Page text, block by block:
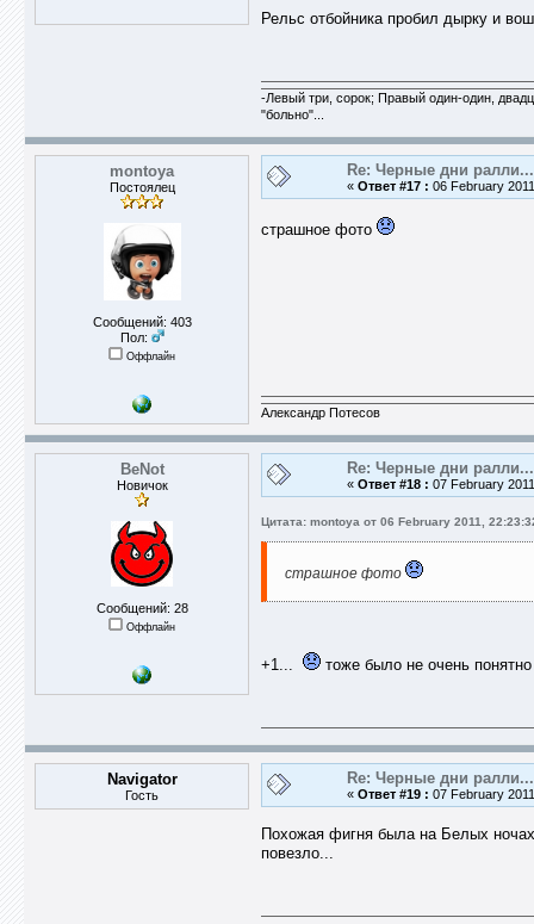
Рельс отбойника пробил дырку и
-Левый три, сорок; Правый один-один,
"больно"...
montoya
Постоялец
Сообщений: 403
Пол:
Оффлайн
Re: Черные дни ралли...
« Ответ #17 : 06 February
страшное фото
Александр Потесов
BeNot
Новичок
Сообщений: 28
Оффлайн
Re: Черные дни ралли...
« Ответ #18 : 07 February
Цитата: montoya от 06 February 2011,
страшное фото
+1... тоже было не очень
Navigator
Гость
Re: Черные дни ралли...
« Ответ #19 : 07 February
Похожая фигня была на Белых
повезло...